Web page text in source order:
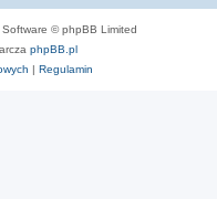
© phpBB Limited
phpBB.pl
| Regulamin